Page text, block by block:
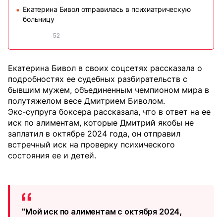
■
Екатерина Бивол отправилась в психиатрическую
больницу
52
Екатерина Бивол в своих соцсетях рассказала о
подробностях ее судебных разбирательств с
бывшим мужем, объединенным чемпионом мира в
полутяжелом весе Дмитрием Биволом.
Экс-супруга боксера рассказала, что в ответ на ее
иск по алиментам, которые Дмитрий якобы не
заплатил в октябре 2024 года, он отправил
встречный иск на проверку психического
состояния ее и детей.
"Мой иск по алиментам с октября 2024,